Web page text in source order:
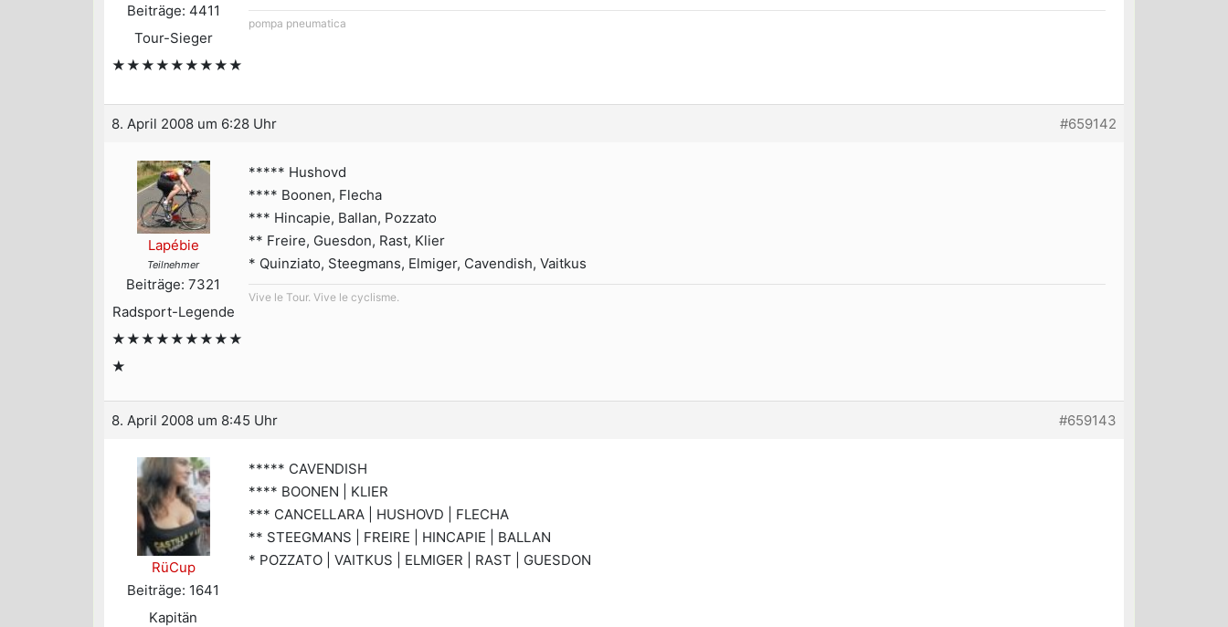
Beiträge: 4411
Tour-Sieger
★★★★★★★★★
pompa pneumatica
8. April 2008 um 6:28 Uhr #659142
Lapébie
Teilnehmer
Beiträge: 7321
Radsport-Legende
★★★★★★★★★
★
***** Hushovd
**** Boonen, Flecha
*** Hincapie, Ballan, Pozzato
** Freire, Guesdon, Rast, Klier
* Quinziato, Steegmans, Elmiger, Cavendish, Vaitkus
Vive le Tour. Vive le cyclisme.
8. April 2008 um 8:45 Uhr #659143
RüCup
Beiträge: 1641
Kapitän
***** CAVENDISH
**** BOONEN | KLIER
*** CANCELLARA | HUSHOVD | FLECHA
** STEEGMANS | FREIRE | HINCAPIE | BALLAN
* POZZATO | VAITKUS | ELMIGER | RAST | GUESDON